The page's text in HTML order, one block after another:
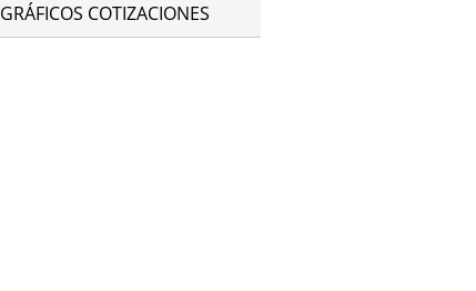
GRÁFICOS COTIZACIONES